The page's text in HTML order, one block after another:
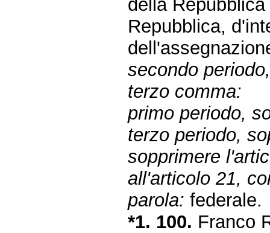
della
Repubblica,
secondo
terzo comma:
primo periodo,
terzo periodo,
sopprimere
all'articolo 21,
parola: federale.
*1. 100. Franco